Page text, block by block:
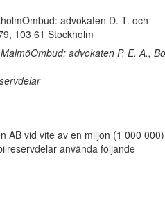
advokaten D. T. och
103 61 Stockholm
advokaten P. E. A.,
AB vid vite av en miljon (1 000
använda följande